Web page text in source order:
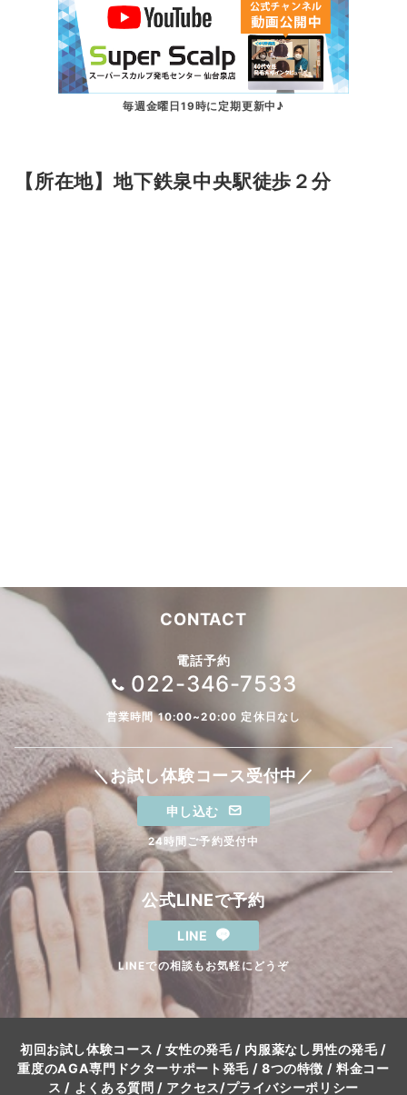
毎週金曜日19時に定期更新中♪
【所在地】地下鉄泉中央駅徒歩２分
CONTACT
電話予約
022-346-7533
営業時間 10:00~20:00 定休日なし
＼お試し体験コース受付中／
申し込む
24時間ご予約受付中
公式LINEで予約
LINE
LINEでの相談もお気軽にどうぞ
初回お試し体験コース /女性の発毛/ 内服薬なし男性の発毛/
重度のAGA専門ドクターサポート発毛/ 8つの特徴 / 料金コー
ス / よくある質問 / アクセス/プライバシーポリシー